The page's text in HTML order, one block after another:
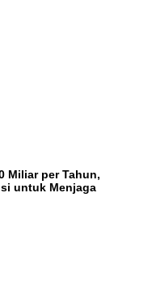
Miliar per Tahun,
untuk Menjaga